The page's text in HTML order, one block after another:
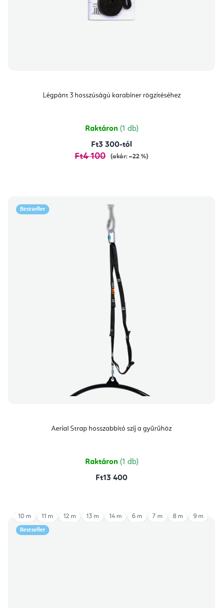
Légpánt 3 hosszúságú karabiner rögzítéséhez
Raktáron (1 db)
Ft3 300-tól
Ft4 100 (akár: –22 %)
Bestseller
Aerial Strap hosszabbító szíj a gyűrűhöz
Raktáron (1 db)
Ft13 400
Bestseller
10 m 11 m 12 m 13 m 14 m 6 m 7 m 8 m 9 m